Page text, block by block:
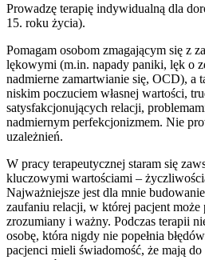
Prowadzę terapię indywidualną dla
15. roku życia).
Pomagam osobom zmagającym się z
lękowymi (m.in. napady paniki, lęk o
nadmierne zamartwianie się, OCD), a
niskim poczuciem własnej wartości,
satysfakcjonujących relacji,
nadmiernym perfekcjonizmem. Nie
uzależnień.
W pracy terapeutycznej staram się
kluczowymi wartościami –
Najważniejsze jest dla mnie
zaufaniu relacji, w której pacjent może
zrozumiany i ważny. Podczas terapii
osobę, która nigdy nie popełnia
pacjenci mieli świadomość, że mają